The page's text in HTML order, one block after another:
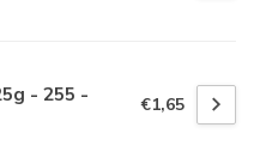
- 255 - €1,65